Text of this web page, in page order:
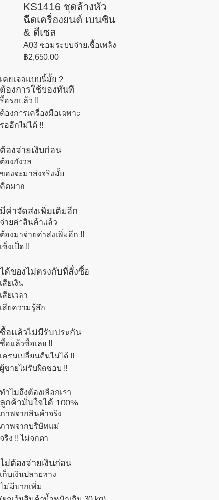
KS1416 ชุดล้างหัว
ฉีดเครื่องยนต์ เบนซิน
& ดีเซล
A03 ซ่อมระบบจ่ายเชื้อเพลิง
฿2,650.00
เคยเจอแบบนี้มั้ย ?
ต้องการใช้ของทันที
รื้อรถแล้ว !!
ต้องการเครื่องมือเฉพาะ
รออีกไม่ได้ !!
ต้องจ่ายเงินก่อน
ต้องกังวล
ของจะมาส่งจริงมั้ย
คิดมาก
มีค่าจัดส่งเพิ่มเติมอีก
จ่ายค่าสินค้าแล้ว
ต้องมาจ่ายค่าส่งเพิ่มอีก !!
เซ็งเป็ด !!
ได้ของไม่ตรงกับที่สั่งซื้อ
เสียเงิน
เสียเวลา
เสียความรู้สึก
ซื้อแล้วไม่มีรับประกัน
ซื้อแล้วซื้อเลย !!
เครมเปลี่ยนคืนไม่ได้ !!
ผู้ขายไม่รับผิดชอบ !!
ทำไมถึงต้องเลือกเรา
ลูกค้ามั่นใจได้ 100%
ภาพจากสินค้าจริง
ภาพจากบริษัทแม่
จริง !! ไม่จกตา
ไม่ต้องจ่ายเงินก่อน
เก็บเงินปลายทาง
ไม่มีบวกเพิ่ม